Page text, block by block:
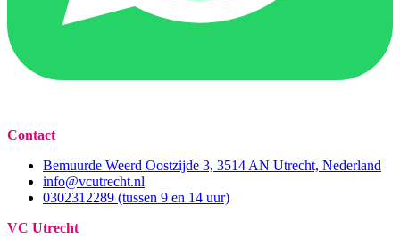
Contact
Bemuurde Weerd Oostzijde 3, 3514 AN Utrecht, Nederland
info@vcutrecht.nl
0302312289 (tussen 9 en 14 uur)
VC Utrecht